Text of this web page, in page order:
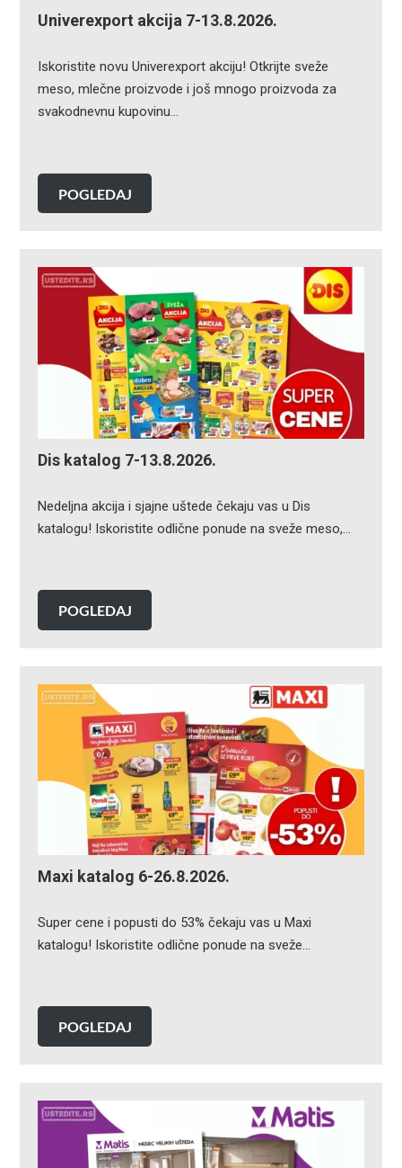
Univerexport akcija 7-13.8.2026.
Iskoristite novu Univerexport akciju! Otkrijte sveže
meso, mlečne proizvode i još mnogo proizvoda za
svakodnevnu kupovinu…
POGLEDAJ
Dis katalog 7-13.8.2026.
Nedeljna akcija i sjajne uštede čekaju vas u Dis
katalogu! Iskoristite odlične ponude na sveže meso,…
POGLEDAJ
Maxi katalog 6-26.8.2026.
Super cene i popusti do 53% čekaju vas u Maxi
katalogu! Iskoristite odlične ponude na sveže…
POGLEDAJ